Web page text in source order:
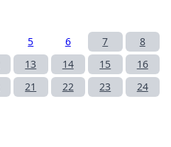
5 6 7
8
13 14 15
16
21 22 23
24